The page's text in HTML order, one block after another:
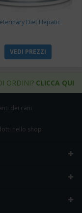
Diet Hepatic
VEDI PREZZI
ORDINI? CLICCA QUI
dei cani
nello shop